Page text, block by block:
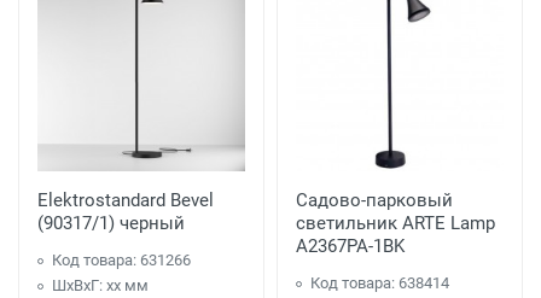
Elektrostandard Bevel
(90317/1) черный
Код товара: 631266
ШхВхГ: xx мм
Садово-парковый
светильник ARTE Lamp
A2367PA-1BK
Код товара: 638414